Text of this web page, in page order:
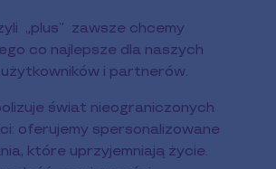
„plus” zawsze chcemy
co najlepsze dla naszych
i partnerów.
świat nieograniczonych
oferujemy spersonalizowane
które uprzyjemniają życie.